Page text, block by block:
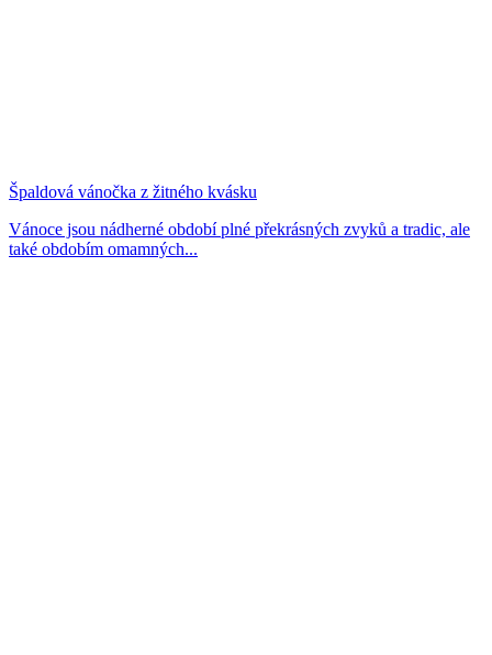
Špaldová vánočka z žitného kvásku
Vánoce jsou nádherné období plné překrásných zvyků a tradic, ale
také obdobím omamných...